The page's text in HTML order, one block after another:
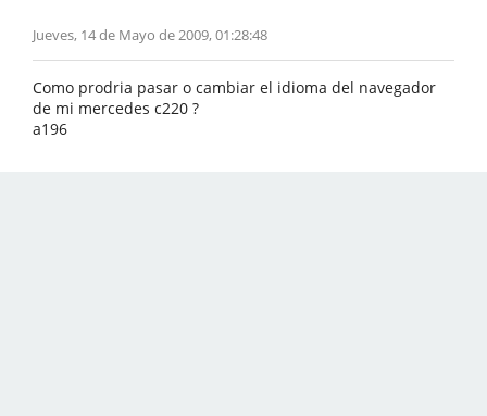
Jueves, 14 de Mayo de 2009, 01:28:48
Como prodria pasar o cambiar el idioma del navegador
de mi mercedes c220 ?
a196